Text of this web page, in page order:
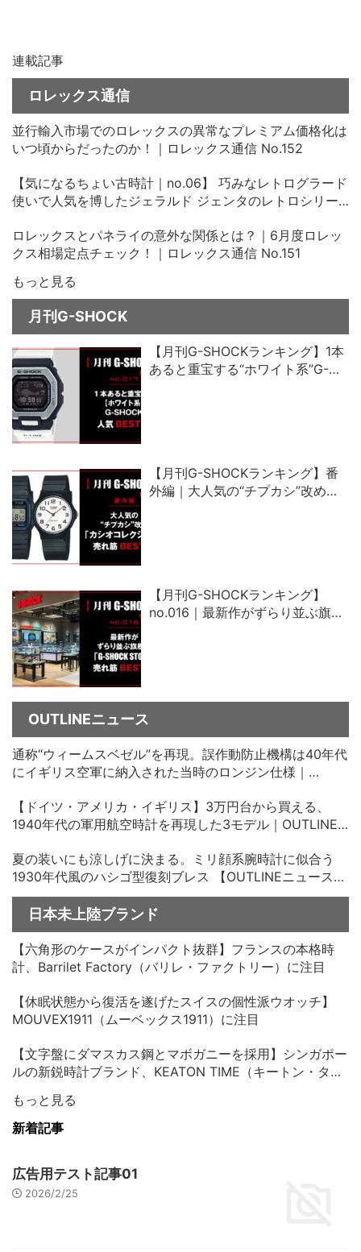
連載記事
ロレックス通信
並行輸入市場でのロレックスの異常なプレミアム価格化は
いつ頃からだったのか！｜ロレックス通信 No.152
【気になるちょい古時計｜no.06】 巧みなレトログラード
使いで人気を博したジェラルド ジェンタのレトロシリー
ロレックスとパネライの意外な関係とは？｜6月度ロレッ
クス相場定点チェック！｜ロレックス通信 No.151
もっと見る
月刊G-SHOCK
【月刊G-SHOCKランキング】1本
あると重宝する“ホワイト系”G-
【月刊G-SHOCKランキング】番
外編｜大人気の“チプカシ”改め、
【月刊G-SHOCKランキング】
no.016｜最新作がずらり並ぶ旗艦
OUTLINEニュース
通称“ウィームスベゼル”を再現。誤作動防止機構は40年代
にイギリス空軍に納入された当時のロンジン仕様｜
【ドイツ・アメリカ・イギリス】3万円台から買える、
1940年代の軍用航空時計を再現した3モデル｜OUTLINE
夏の装いにも涼しげに決まる。ミリ顔系腕時計に似合う
1930年代風のハシゴ型復刻ブレス 【OUTLINEニュース
no.33】
日本未上陸ブランド
【六角形のケースがインパクト抜群】フランスの本格時
計、Barrilet Factory（バリレ・ファクトリー）に注目
【休眠状態から復活を遂げたスイスの個性派ウオッチ】
MOUVEX1911（ムーベックス1911）に注目
【文字盤にダマスカス鋼とマボガニーを採用】シンガポー
ルの新鋭時計ブランド、KEATON TIME（キートン・タイ
もっと見る
新着記事
広告用テスト記事01
2026/2/25